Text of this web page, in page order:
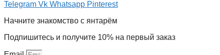
Telegram Vk Whatsapp Pinterest
Начните знакомство с янтарём
Подпишитесь и получите 10% на первый заказ